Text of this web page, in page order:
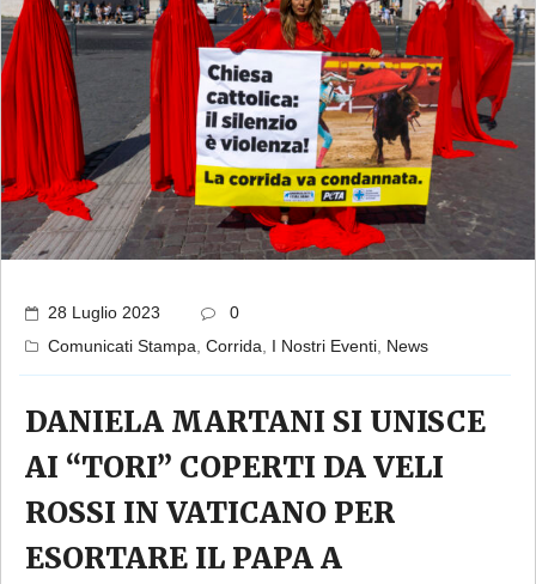
28 Luglio 2023
0
Comunicati Stampa Corrida I Nostri Eventi News
DANIELA MARTANI SI UNISCE
AI “TORI” COPERTI DA VELI
ROSSI IN VATICANO PER
ESORTARE IL PAPA A